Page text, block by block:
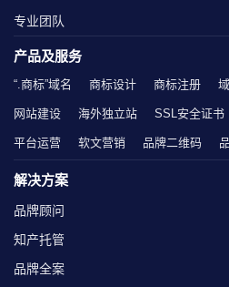
专业团队
产品及服务
“.商标”域名 商标设计 商标注册
网站建设 海外独立站 SSL安全证书
平台运营 软文营销 品牌二维码
解决方案
品牌顾问
知产托管
品牌全案